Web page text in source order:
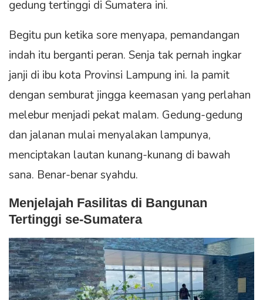
gedung tertinggi di Sumatera ini.
Begitu pun ketika sore menyapa, pemandangan
indah itu berganti peran. Senja tak pernah ingkar
janji di ibu kota Provinsi Lampung ini. Ia pamit
dengan semburat jingga keemasan yang perlahan
melebur menjadi pekat malam. Gedung-gedung
dan jalanan mulai menyalakan lampunya,
menciptakan lautan kunang-kunang di bawah
sana. Benar-benar syahdu.
Menjelajah Fasilitas di Bangunan
Tertinggi se-Sumatera